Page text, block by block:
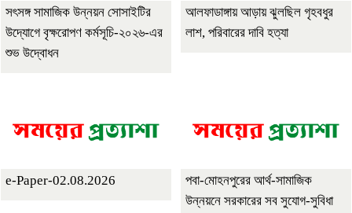
সৎসঙ্গ সামাজিক উন্নয়ন সোসাইটির
উদ্যোগে বৃক্ষরোপণ কর্মসূচি-২০২৬-এর
শুভ উদ্বোধন
আলফাডাঙ্গায় আড়ায় ঝুলছিল গৃহবধুর
লাশ, পরিবারের দাবি হত্যা
e-Paper-02.08.2026
পবা-মোহনপুরের আর্থ-সামাজিক
উন্নয়নে সরকারের সব সুযোগ-সুবিধা